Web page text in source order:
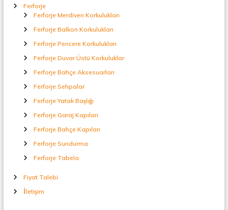
Ferforje
Ferforje Merdiven Korkulukları
Ferforje Balkon Korkulukları
Ferforje Pencere Korkulukları
Ferforje Duvar Üstü Korkuluklar
Ferforje Bahçe Aksesuarları
Ferforje Sehpalar
Ferforje Yatak Başlığı
Ferforje Garaj Kapıları
Ferforje Bahçe Kapıları
Ferforje Sundurma
Ferforje Tabela
Fiyat Talebi
İletişim